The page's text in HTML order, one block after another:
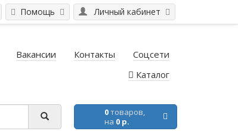
Личный кабинет
Помощь
Вакансии Контакты
Соцсети
Каталог
0товаров,
на 0 р.